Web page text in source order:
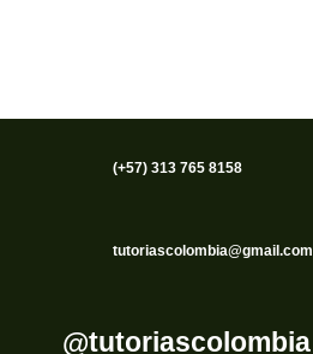
(+57) 313 765 8158
tutoriascolombia@gmail.com
@tutoriascolombia